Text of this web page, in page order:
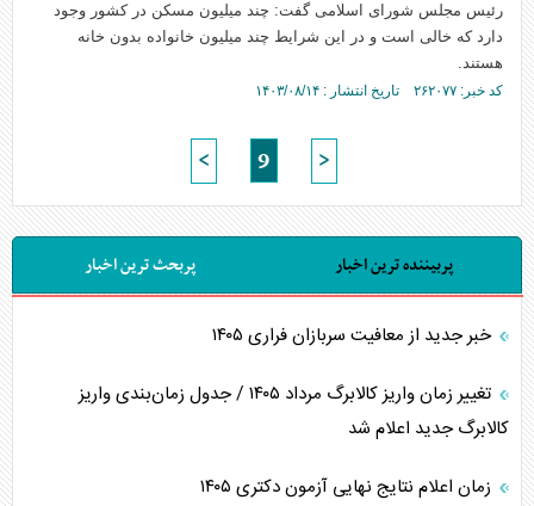
رئیس مجلس شورای اسلامی گفت: چند میلیون مسکن در کشور وجود
دارد که خالی است و در این شرایط چند میلیون خانواده بدون خانه
هستند.
کد خبر: ۲۶۲۰۷۷ تاریخ انتشار : ۱۴۰۳/۰۸/۱۴
< 9 >
پربیننده ترین اخبار پربحث ترین اخبار
خبر جدید از معافیت سربازان فراری ۱۴۰۵
تغییر زمان واریز کالابرگ مرداد ۱۴۰۵ / جدول زمان‌بندی واریز
کالابرگ جدید اعلام شد
زمان اعلام نتایج نهایی آزمون دکتری ۱۴۰۵